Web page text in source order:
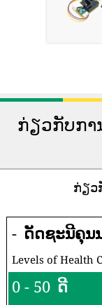
ກ່ຽວກັບກາ
ກ່ຽວ
- ດັດຊະນີຄຸນ
Levels of Health
0 - 50 ດີ